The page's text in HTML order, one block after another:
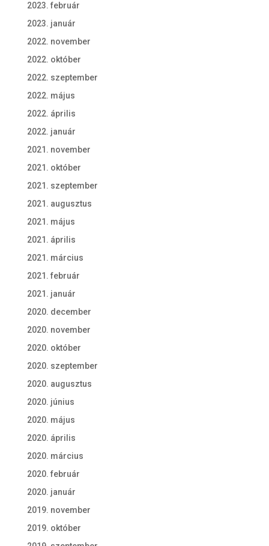
2023. február
2023. január
2022. november
2022. október
2022. szeptember
2022. május
2022. április
2022. január
2021. november
2021. október
2021. szeptember
2021. augusztus
2021. május
2021. április
2021. március
2021. február
2021. január
2020. december
2020. november
2020. október
2020. szeptember
2020. augusztus
2020. június
2020. május
2020. április
2020. március
2020. február
2020. január
2019. november
2019. október